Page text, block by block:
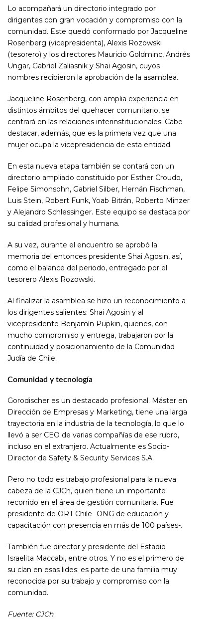
Lo acompañará un directorio integrado por
dirigentes con gran vocación y compromiso con la
comunidad. Este quedó conformado por Jacqueline
Rosenberg (vicepresidenta), Alexis Rozowski
(tesorero) y los directores Mauricio Goldminc, Andrés
Ungar, Gabriel Zaliasnik y Shai Agosin, cuyos
nombres recibieron la aprobación de la asamblea.
Jacqueline Rosenberg, con amplia experiencia en
distintos ámbitos del quehacer comunitario, se
centrará en las relaciones interinstitucionales. Cabe
destacar, además, que es la primera vez que una
mujer ocupa la vicepresidencia de esta entidad.
En esta nueva etapa también se contará con un
directorio ampliado constituido por Esther Croudo,
Felipe Simonsohn, Gabriel Silber, Hernán Fischman,
Luis Stein, Robert Funk, Yoab Bitrán, Roberto Minzer
y Alejandro Schlessinger. Este equipo se destaca por
su calidad profesional y humana.
A su vez, durante el encuentro se aprobó la
memoria del entonces presidente Shai Agosin, así,
como el balance del periodo, entregado por el
tesorero Alexis Rozowski.
Al finalizar la asamblea se hizo un reconocimiento a
los dirigentes salientes: Shai Agosin y al
vicepresidente Benjamín Pupkin, quienes, con
mucho compromiso y entrega, trabajaron por la
continuidad y posicionamiento de la Comunidad
Judía de Chile.
Comunidad y tecnología
Gorodischer es un destacado profesional. Máster en
Dirección de Empresas y Marketing, tiene una larga
trayectoria en la industria de la tecnología, lo que lo
llevó a ser CEO de varias compañías de ese rubro,
incluso en el extranjero. Actualmente es Socio-
Director de Safety & Security Services S.A.
Pero no todo es trabajo profesional para la nueva
cabeza de la CJCh, quien tiene un importante
recorrido en el área de gestión comunitaria. Fue
presidente de ORT Chile -ONG de educación y
capacitación con presencia en más de 100 países-.
También fue director y presidente del Estadio
Israelita Maccabi, entre otros. Y no es el primero de
su clan en esas lides: es parte de una familia muy
reconocida por su trabajo y compromiso con la
comunidad.
Fuente: CJCh